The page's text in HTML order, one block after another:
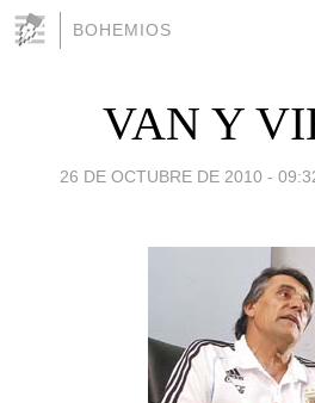
BOHEMIOS
VAN Y
26 DE OCTUBRE DE 2010 -